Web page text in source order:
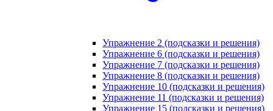
Упражнение 2 (подсказки и решения)
Упражнение 6 (подсказки и решения)
Упражнение 7 (подсказки и решения)
Упражнение 8 (подсказки и решения)
Упражнение 10 (подсказки и решения)
Упражнение 11 (подсказки и решения)
Упражнение 15 (подсказки и решения)